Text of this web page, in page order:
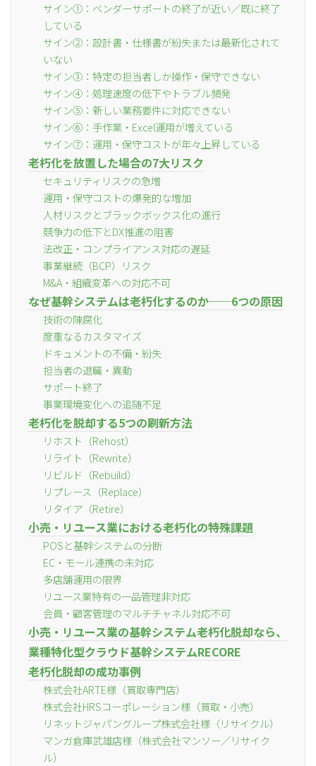
サイン①：ベンダーサポートの終了が近い／既に終了
している
サイン②：設計書・仕様書が紛失または最新化されて
いない
サイン③：特定の担当者しか操作・保守できない
サイン④：処理速度の低下やトラブル頻発
サイン⑤：新しい業務要件に対応できない
サイン⑥：手作業・Excel運用が増えている
サイン⑦：運用・保守コストが年々上昇している
老朽化を放置した場合の7大リスク
セキュリティリスクの急増
運用・保守コストの爆発的な増加
人材リスクとブラックボックス化の進行
競争力の低下とDX推進の阻害
法改正・コンプライアンス対応の遅延
事業継続（BCP）リスク
M&A・組織変革への対応不可
なぜ基幹システムは老朽化するのか──6つの原因
技術の陳腐化
度重なるカスタマイズ
ドキュメントの不備・紛失
担当者の退職・異動
サポート終了
事業環境変化への追随不足
老朽化を脱却する5つの刷新方法
リホスト（Rehost）
リライト（Rewrite）
リビルド（Rebuild）
リプレース（Replace）
リタイア（Retire）
小売・リユース業における老朽化の特殊課題
POSと基幹システムの分断
EC・モール連携の未対応
多店舗運用の限界
リユース業特有の一品管理非対応
会員・顧客管理のマルチチャネル対応不可
小売・リユース業の基幹システム老朽化脱却なら、
業種特化型クラウド基幹システムRECORE
老朽化脱却の成功事例
株式会社ARTE様（買取専門店）
株式会社HRSコーポレーション様（買取・小売）
リネットジャパングループ株式会社様（リサイクル）
マンガ倉庫武雄店様（株式会社マンソー／リサイク
ル）